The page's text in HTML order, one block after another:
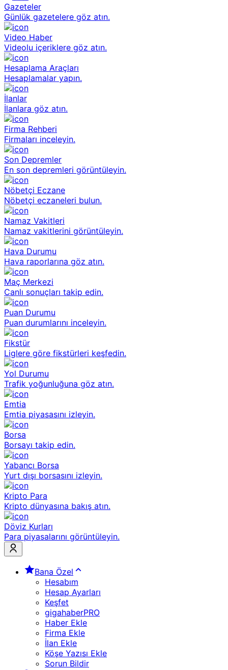
Gazeteler
Günlük gazetelere göz atın.
Video Haber
Videolu içeriklere göz atın.
Hesaplama Araçları
Hesaplamalar yapın.
İlanlar
İlanlara göz atın.
Firma Rehberi
Firmaları inceleyin.
Son Depremler
En son depremleri görüntüleyin.
Nöbetçi Eczane
Nöbetçi eczaneleri bulun.
Namaz Vakitleri
Namaz vakitlerini görüntüleyin.
Hava Durumu
Hava raporlarına göz atın.
Maç Merkezi
Canlı sonuçları takip edin.
Puan Durumu
Puan durumlarını inceleyin.
Fikstür
Liglere göre fikstürleri keşfedin.
Yol Durumu
Trafik yoğunluğuna göz atın.
Emtia
Emtia piyasasını izleyin.
Borsa
Borsayı takip edin.
Yabancı Borsa
Yurt dışı borsasını izleyin.
Kripto Para
Kripto dünyasına bakış atın.
Döviz Kurları
Para piyasalarını görüntüleyin.
Bana Özel
Hesabım
Hesap Ayarları
Keşfet
gigahaberPRO
Haber Ekle
Firma Ekle
İlan Ekle
Köşe Yazısı Ekle
Sorun Bildir